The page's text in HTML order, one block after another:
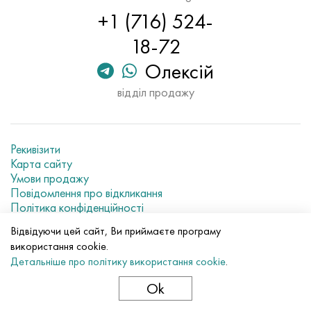
+1 (716) 524-
18-72
Олексій
відділ продажу
Рекивізити
Карта сайту
Умови продажу
Повідомлення про відкликання
Політика конфіденційності
© 2007–2026 «Evek GmbH»
Використання матеріалів сайту без прямого посилання
Відвідуючи цей сайт, Ви приймаєте програму
використання cookie.
Детальніше про політику використання cookie.
Ok